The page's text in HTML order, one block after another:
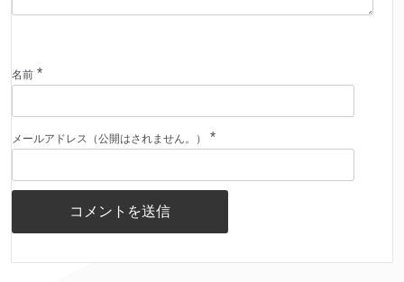
名前 *
メールアドレス（公開はされません。） *